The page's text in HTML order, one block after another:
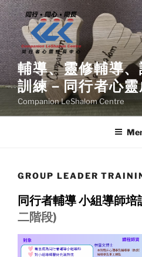
Skip
to
content
輔導、靈修輔導
訓練－同行者心
Companion LeShalom Centre
GROUP LEADER
同行者輔導 小組導師
二階段)